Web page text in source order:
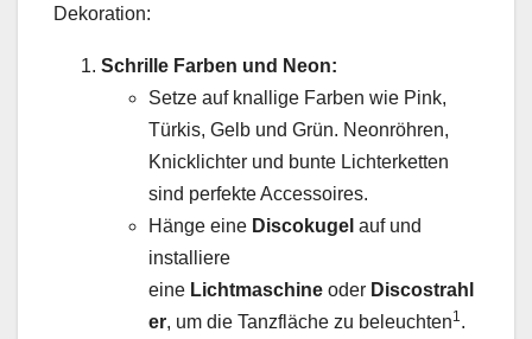
Dekoration:
Schrille Farben und Neon:
Setze auf knallige Farben wie Pink,
Türkis, Gelb und Grün. Neonröhren,
Knicklichter und bunte Lichterketten
sind perfekte Accessoires.
Hänge eine Discokugel auf und
installiere
eine Lichtmaschine oder Discostrahl
er, um die Tanzfläche zu beleuchten1 .